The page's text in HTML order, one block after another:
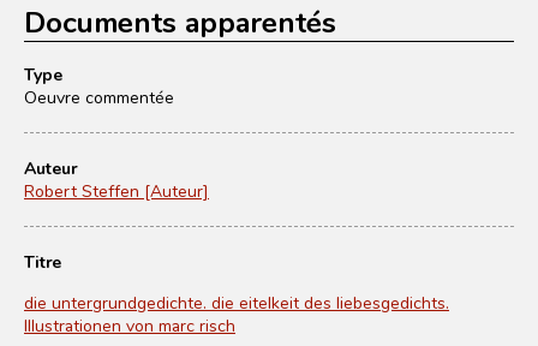
Documents apparentés
Type
Oeuvre commentée
Auteur
Robert Steffen [Auteur]
Titre
die untergrundgedichte. die eitelkeit des liebesgedichts.
Illustrationen von marc risch